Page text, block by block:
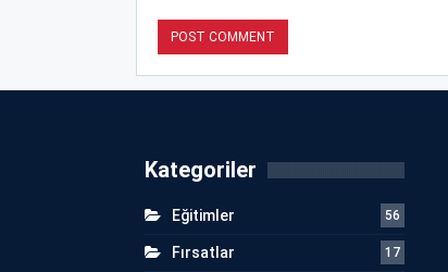
Kategoriler
Eğitimler 56
Fırsatlar 17